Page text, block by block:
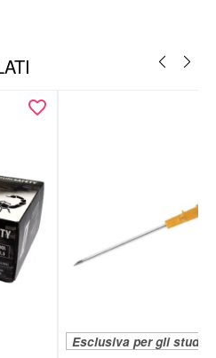
Esclusiva per gli studi